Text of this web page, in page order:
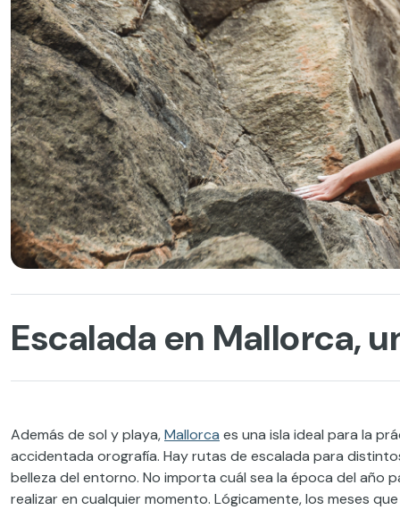
Escalada en Mallorca,
Además de sol y playa,Mallorca es una isla ideal para la
accidentada orografía. Hay rutas de escalada para
belleza del entorno. No importa cuál sea la época del
realizar en cualquier momento. Lógicamente, los meses